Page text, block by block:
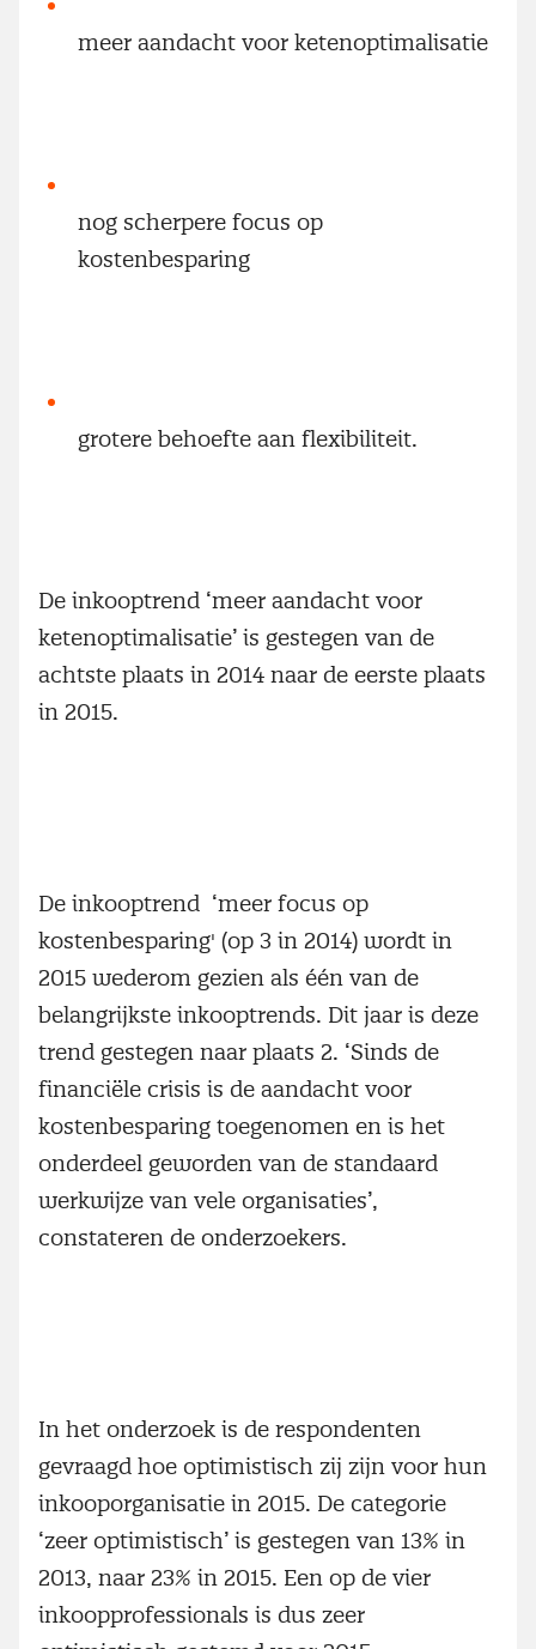
meer aandacht voor ketenoptimalisatie
nog scherpere focus op
kostenbesparing
grotere behoefte aan flexibiliteit.
De inkooptrend ‘meer aandacht voor
ketenoptimalisatie’ is gestegen van de
achtste plaats in 2014 naar de eerste plaats
in 2015.
De inkooptrend ‘meer focus op
kostenbesparing' (op 3 in 2014) wordt in
2015 wederom gezien als één van de
belangrijkste inkooptrends. Dit jaar is deze
trend gestegen naar plaats 2. ‘Sinds de
financiële crisis is de aandacht voor
kostenbesparing toegenomen en is het
onderdeel geworden van de standaard
werkwijze van vele organisaties’,
constateren de onderzoekers.
In het onderzoek is de respondenten
gevraagd hoe optimistisch zij zijn voor hun
inkooporganisatie in 2015. De categorie
‘zeer optimistisch’ is gestegen van 13% in
2013, naar 23% in 2015. Een op de vier
inkoopprofessionals is dus zeer